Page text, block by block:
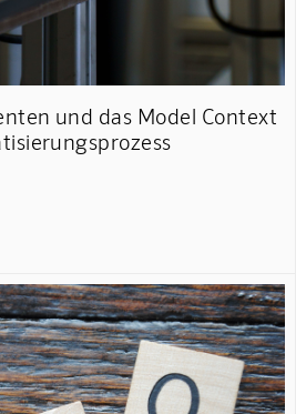
und das Model Context